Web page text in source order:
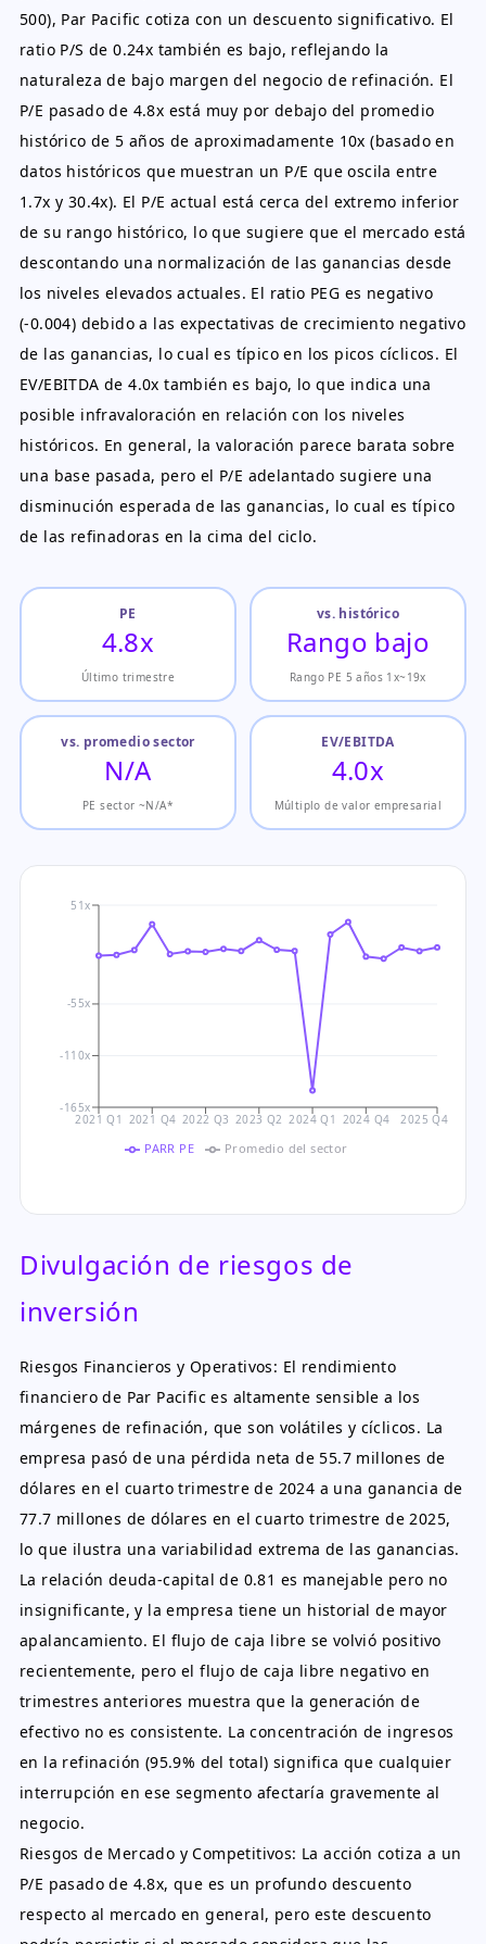
500), Par Pacific cotiza con un descuento significativo. El
ratio P/S de 0.24x también es bajo, reflejando la
naturaleza de bajo margen del negocio de refinación. El
P/E pasado de 4.8x está muy por debajo del promedio
histórico de 5 años de aproximadamente 10x (basado en
datos históricos que muestran un P/E que oscila entre
1.7x y 30.4x). El P/E actual está cerca del extremo inferior
de su rango histórico, lo que sugiere que el mercado está
descontando una normalización de las ganancias desde
los niveles elevados actuales. El ratio PEG es negativo
(-0.004) debido a las expectativas de crecimiento negativo
de las ganancias, lo cual es típico en los picos cíclicos. El
EV/EBITDA de 4.0x también es bajo, lo que indica una
posible infravaloración en relación con los niveles
históricos. En general, la valoración parece barata sobre
una base pasada, pero el P/E adelantado sugiere una
disminución esperada de las ganancias, lo cual es típico
de las refinadoras en la cima del ciclo.
PE
4.8x
Último trimestre
vs. histórico
Rango bajo
Rango PE 5 años 1x~19x
vs. promedio sector
N/A
PE sector ~N/A*
EV/EBITDA
4.0x
Múltiplo de valor empresarial
2021 Q1 2021 Q4 2022 Q3 2023 Q2 2024 Q1 2024 Q4 2025 Q4
-165x
-110x
-55x
51x
PARR PE Promedio del sector
Divulgación de riesgos de
inversión
Riesgos Financieros y Operativos: El rendimiento
financiero de Par Pacific es altamente sensible a los
márgenes de refinación, que son volátiles y cíclicos. La
empresa pasó de una pérdida neta de 55.7 millones de
dólares en el cuarto trimestre de 2024 a una ganancia de
77.7 millones de dólares en el cuarto trimestre de 2025,
lo que ilustra una variabilidad extrema de las ganancias.
La relación deuda-capital de 0.81 es manejable pero no
insignificante, y la empresa tiene un historial de mayor
apalancamiento. El flujo de caja libre se volvió positivo
recientemente, pero el flujo de caja libre negativo en
trimestres anteriores muestra que la generación de
efectivo no es consistente. La concentración de ingresos
en la refinación (95.9% del total) significa que cualquier
interrupción en ese segmento afectaría gravemente al
negocio.
Riesgos de Mercado y Competitivos: La acción cotiza a un
P/E pasado de 4.8x, que es un profundo descuento
respecto al mercado en general, pero este descuento